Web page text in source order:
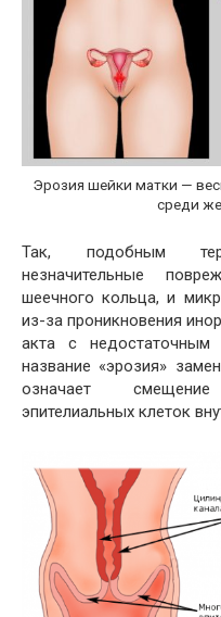
Эрозия шейки матки —
среди
Так, подобным
незначительные
шеечного кольца, и
из-за проникновения
акта с недостаточным
название «эрозия»
означает
эпителиальных клеток